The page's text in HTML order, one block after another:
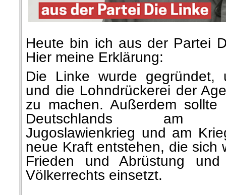
Heute bin ich aus der Partei
Hier meine Erklärung:
Die Linke wurde gegründet,
und die Lohndrückerei der
zu machen. Außerdem
Deutschlands am
Jugoslawienkrieg und am
neue Kraft entstehen, die sich
Frieden und Abrüstung
Völkerrechts einsetzt.